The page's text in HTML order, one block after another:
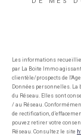
Les informations
par La Boite Immo
clientèle/prospects de
Données personnelles.
du Réseau. Elles sont
/ au Réseau.
de rectification,
pouvez retirer votre
Réseau. Consultez le site